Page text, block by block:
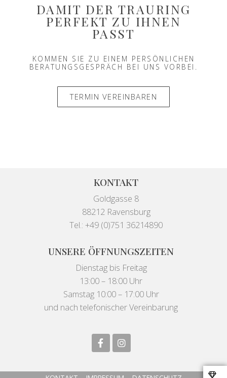
DAMIT DER TRAURING
PERFEKT ZU IHNEN
PASST
KOMMEN SIE ZU EINEM PERSÖNLICHEN
BERATUNGSGESPRÄCH BEI UNS VORBEI.
TERMIN VEREINBAREN
KONTAKT
Goldgasse 8
88212 Ravensburg
Tel.: +49 (0)751 36214890
UNSERE ÖFFNUNGSZEITEN
Dienstag bis Freitag
13:00 – 18:00 Uhr
Samstag 10:00 – 17:00 Uhr
und nach telefonischer Vereinbarung